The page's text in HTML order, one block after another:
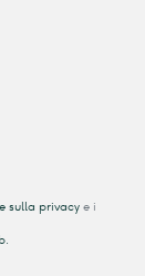
sulla privacy e i